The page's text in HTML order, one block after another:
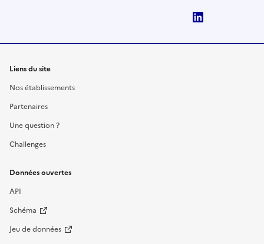
Liens du site
Nos établissements
Partenaires
Une question ?
Challenges
Données ouvertes
API
Schéma
Jeu de données